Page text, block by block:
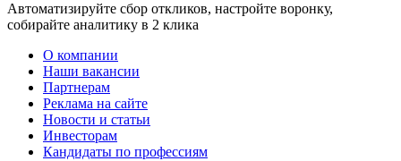
Автоматизируйте сбор откликов, настройте воронку,
собирайте аналитику в 2 клика
О компании
Наши вакансии
Партнерам
Реклама на сайте
Новости и статьи
Инвесторам
Кандидаты по профессиям